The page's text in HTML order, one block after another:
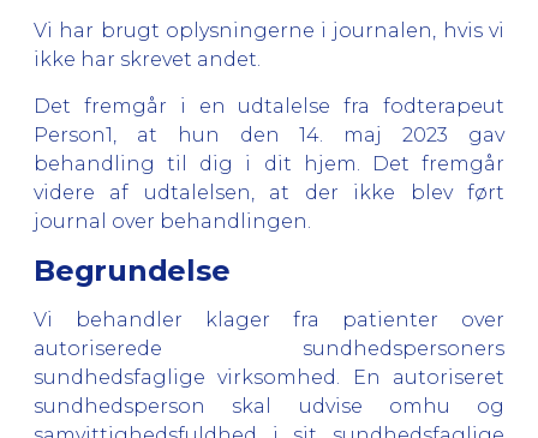
Vi har brugt oplysningerne i journalen, hvis vi
ikke har skrevet andet.
Det fremgår i en udtalelse fra fodterapeut
Person1, at hun den 14. maj 2023 gav
behandling til dig i dit hjem. Det fremgår
videre af udtalelsen, at der ikke blev ført
journal over behandlingen.
Begrundelse
Vi behandler klager fra patienter over
autoriserede sundhedspersoners
sundhedsfaglige virksomhed. En autoriseret
sundhedsperson skal udvise omhu og